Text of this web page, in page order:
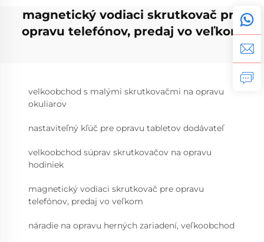
magnetický vodiaci skrutkovač pre
opravu telefónov, predaj vo veľkom
velkoobchod s malými skrutkovačmi na opravu
okuliarov
nastaviteľný kľúč pre opravu tabletov dodávateľ
velkoobchod súprav skrutkovačov na opravu
hodiniek
magnetický vodiaci skrutkovač pre opravu
telefónov, predaj vo veľkom
náradie na opravu herných zariadení, veľkoobchod